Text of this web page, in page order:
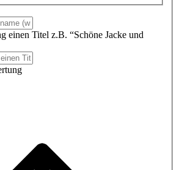
einen Titel z.B. “Schöne Jacke und